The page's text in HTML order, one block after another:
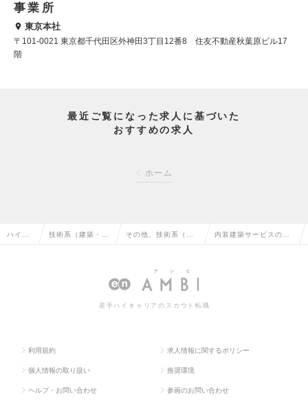
事業所
東京本社
〒101-0021 東京都千代田区外神田3丁目12番8 住友不動産秋葉原ビル17
階
最近ご覧になった求人に基づいた
おすすめの求人
ホーム
ハイク 技術系（建築・設 その他、技術系（建
ラント）の転職
内装建築サービスの品
若手ハイキャリアのスカウト転職
利用規約 求人情報に関するポリシー
個人情報の取り扱い 推奨環境
ヘルプ・お問い合わせ 参画のお問い合わせ